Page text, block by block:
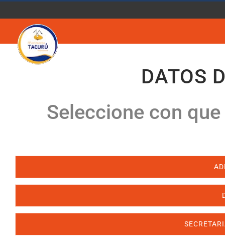
contenido
DATOS
Seleccione con